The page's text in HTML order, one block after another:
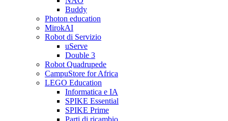
Buddy
Photon education
MirokAI
Robot di Servizio
uServe
Double 3
Robot Quadrupede
CampuStore for Africa
LEGO Education
Informatica e IA
SPIKE Essential
SPIKE Prime
Parti di ricambio